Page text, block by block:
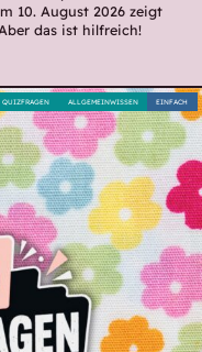
10. August 2026 zeigt
das ist hilfreich!
EINFACH
ALLGEMEINWISSEN
QUIZFRAGEN